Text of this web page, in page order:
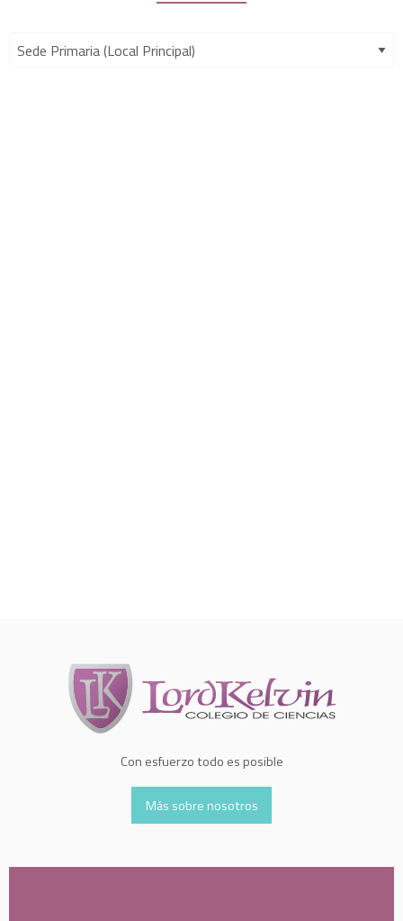
Con esfuerzo todo es posible
Más sobre nosotros